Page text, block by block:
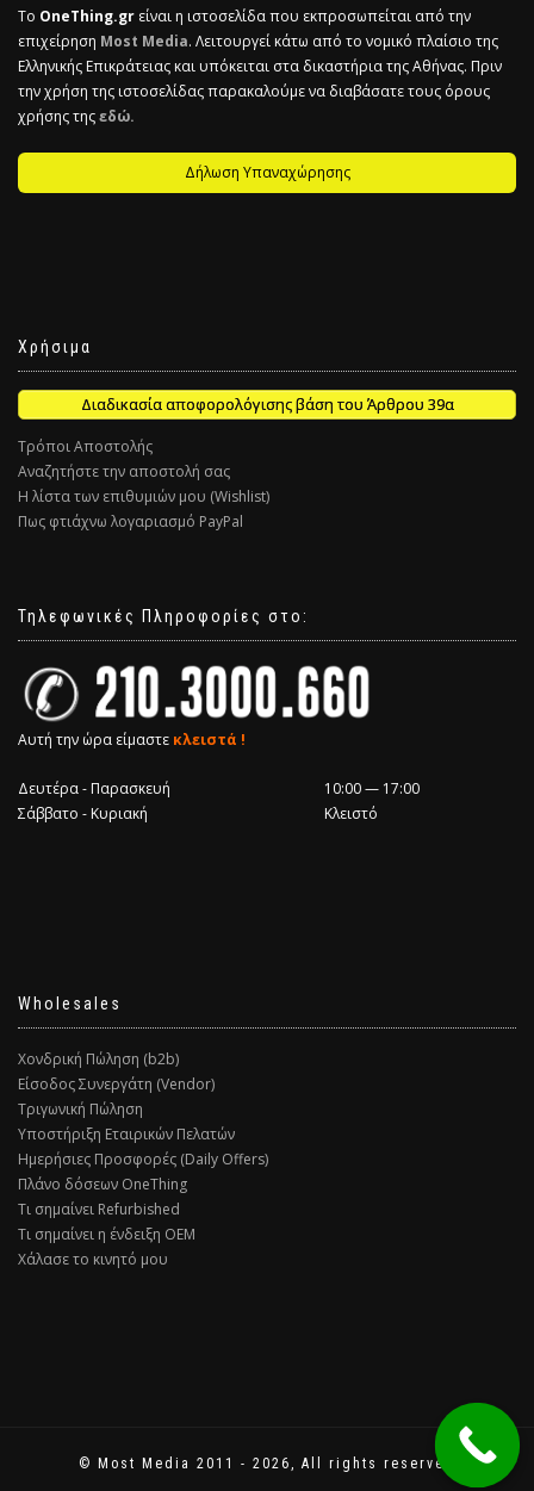
Το OneThing.gr είναι η ιστοσελίδα που εκπροσωπείται από την
επιχείρηση Most Media. Λειτουργεί κάτω από το νομικό πλαίσιο της
Ελληνικής Επικράτειας και υπόκειται στα δικαστήρια της Αθήνας. Πριν
την χρήση της ιστοσελίδας παρακαλούμε να διαβάσατε τους όρους
χρήσης τηςεδώ.
Δήλωση Υπαναχώρησης
Χρήσιμα
Διαδικασία αποφορολόγισης βάση του Άρθρου 39α
Τρόποι Αποστολής
Αναζητήστε την αποστολή σας
Η λίστα των επιθυμιών μου (Wishlist)
Πως φτιάχνω λογαριασμό PayPal
Τηλεφωνικές Πληροφορίες στο:
Αυτή την ώρα είμαστε κλειστά !
Δευτέρα - Παρασκευή
10:00 — 17:00
Σάββατο - Κυριακή
Κλειστό
Wholesales
Χονδρική Πώληση (b2b)
Είσοδος Συνεργάτη (Vendor)
Τριγωνική Πώληση
Υποστήριξη Εταιρικών Πελατών
Ημερήσιες Προσφορές (Daily Offers)
Πλάνο δόσεων OneThing
Τι σημαίνει Refurbished
Τι σημαίνει η ένδειξη ΟΕΜ
Χάλασε το κινητό μου
© Most Media 2011 - 2026, All rights reserved